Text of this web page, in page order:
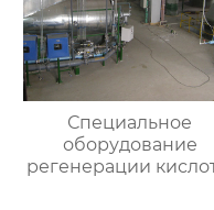
Специальное
оборудование
регенерации